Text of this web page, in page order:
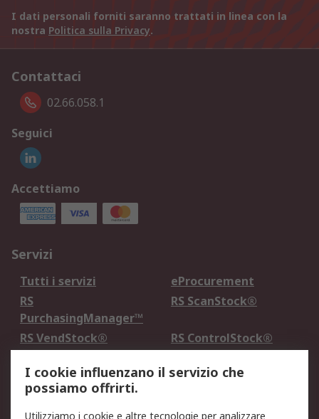
I dati personali forniti saranno trattati in linea con la
nostra Politica sulla Privacy.
Contattaci
02.66.058.1
Seguici
Accettiamo
Servizi
Tutti i servizi
eProcurement
RS
PurchasingManager™
RS ScanStock®
RS VendStock®
RS ControlStock®
Legale
I cookie influenzano il servizio che
possiamo offrirti.
Utilizziamo i cookie e altre tecnologie per analizzare